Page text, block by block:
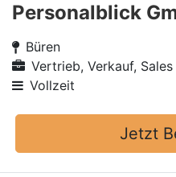
Personalblick
Büren
Vertrieb, Verkauf, Sales
Vollzeit
Jetzt